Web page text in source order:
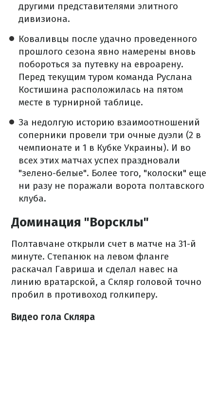
другими представителями элитного
дивизиона.
Коваливцы после удачно проведенного
прошлого сезона явно намерены вновь
побороться за путевку на евроарену.
Перед текущим туром команда Руслана
Костишина расположилась на пятом
месте в турнирной таблице.
За недолгую историю взаимоотношений
соперники провели три очные дуэли (2 в
чемпионате и 1 в Кубке Украины). И во
всех этих матчах успех праздновали
"зелено-белые". Более того, "колоски" еще
ни разу не поражали ворота полтавского
клуба.
Доминация "Ворсклы"
Полтавчане открыли счет в матче на 31-й
минуте. Степанюк на левом фланге
раскачал Гавриша и сделал навес на
линию вратарской, а Скляр головой точно
пробил в противоход голкиперу.
Видео гола Скляра